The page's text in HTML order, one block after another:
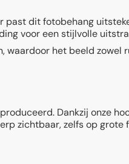
dit fotobehang
voor een stijlvolle
het beeld zowel
Dankzij onze
zichtbaar, zelfs op grote